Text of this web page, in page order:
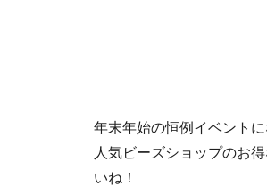
年末年始の恒例イベント
人気ビーズショップのお
いね！